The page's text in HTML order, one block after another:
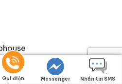
Gọi điện Messenger Nhắn tin SMS